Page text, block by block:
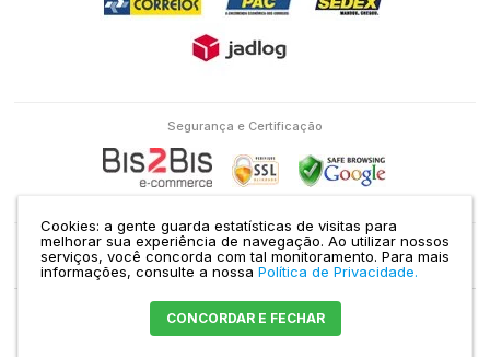
Cookies: a gente guarda estatísticas de visitas para
melhorar sua experiência de navegação. Ao utilizar nossos
serviços, você concorda com tal monitoramento. Para mais
informações, consulte a nossa Política de Privacidade.
CONCORDAR E FECHAR
Segurança e Certificação
Eletron Service Comércio e Serviço Ltda | CNPJ: 04.586.463/0001-38 | RUA
DOMINGOS DE MORAIS, 1435 VILA MARIANA SÃO PAULO - SP |Mapa do site
Crie sua loja virtualcom a melhor empresa de e-commerce do Brasil.